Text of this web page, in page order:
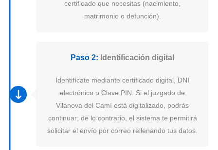
certificado que necesitas (nacimiento,
matrimonio o defunción).
Paso 2: Identificación digital
Identifícate mediante certificado digital, DNI
electrónico o Clave PIN. Si el juzgado de
Vilanova del Camí está digitalizado, podrás
continuar; de lo contrario, el sistema te permitirá
solicitar el envío por correo rellenando tus datos.